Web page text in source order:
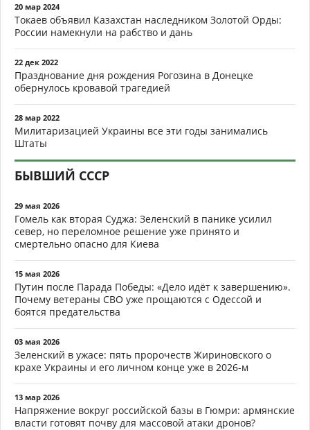
20 мар 2024
Токаев объявил Казахстан наследником Золотой Орды:
России намекнули на рабство и дань
22 дек 2022
Празднование дня рождения Рогозина в Донецке
обернулось кровавой трагедией
28 мар 2022
Милитаризацией Украины все эти годы занимались
Штаты
БЫВШИЙ СССР
29 мая 2026
Гомель как вторая Суджа: Зеленский в панике усилил
север, но переломное решение уже принято и
смертельно опасно для Киева
15 мая 2026
Путин после Парада Победы: «Дело идёт к завершению».
Почему ветераны СВО уже прощаются с Одессой и
боятся предательства
03 мая 2026
Зеленский в ужасе: пять пророчеств Жириновского о
крахе Украины и его личном конце уже в 2026-м
13 мар 2026
Напряжение вокруг российской базы в Гюмри: армянские
власти готовят почву для массовой атаки дронов?